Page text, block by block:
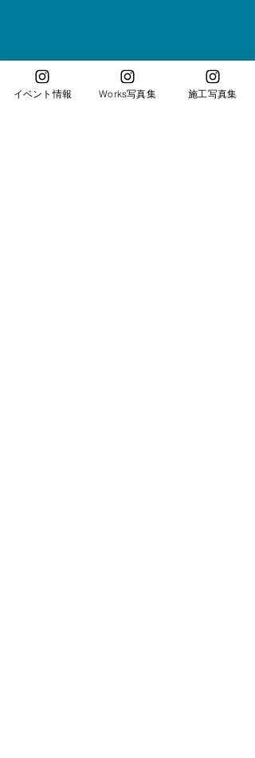
イベント情報 Works写真集 施工写真集